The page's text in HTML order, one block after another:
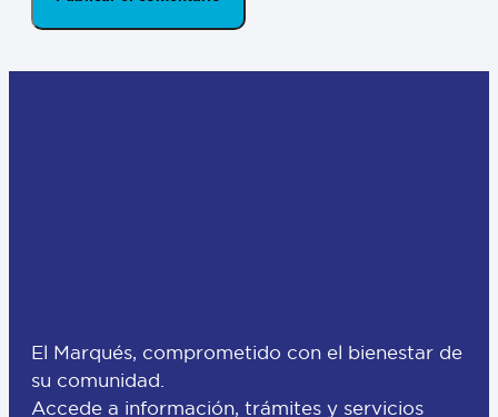
El Marqués, comprometido con el bienestar de
su comunidad.
Accede a información, trámites y servicios